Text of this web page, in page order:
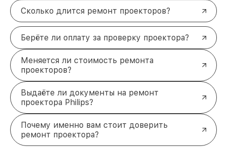
Сколько длится ремонт проекторов?
Берёте ли оплату за проверку проектора?
Меняется ли стоимость ремонта
проекторов?
Выдаёте ли документы на ремонт
проектора Philips?
Почему именно вам стоит доверить
ремонт проектора?